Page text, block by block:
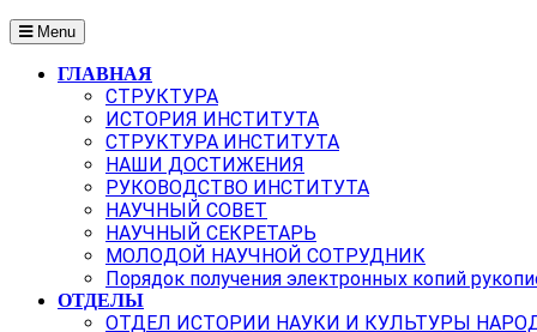
Menu
ГЛАВНАЯ
СТРУКТУРА
ИСТОРИЯ ИНСТИТУТА
СТРУКТУРА ИНСТИТУТА
НАШИ ДОСТИЖЕНИЯ
РУКОВОДСТВО ИНСТИТУТА
НАУЧНЫЙ СОВЕТ
НАУЧНЫЙ СЕКРЕТАРЬ
МОЛОДОЙ НАУЧНОЙ СОТРУДНИК
Порядок получения электронных копий
ОТДЕЛЫ
ОТДЕЛ ИСТОРИИ НАУКИ И КУЛЬТУРЫ